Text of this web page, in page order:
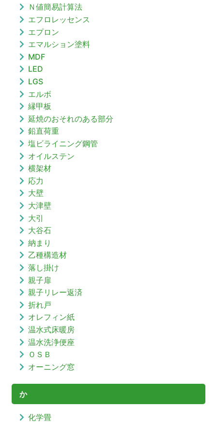
Ｎ値簡易計算法
エフロレッセンス
エプロン
エマルション塗料
MDF
LED
LGS
エルボ
縁甲板
延焼のおそれのある部分
鉛直荷重
塩ビライニング鋼管
オイルステン
横架材
応力
大壁
大津壁
大引
大谷石
納まり
乙種構造材
落し掛け
親子扉
親子リレー返済
折れ戸
オレフィン紙
温水式床暖房
温水洗浄便座
ＯＳＢ
オーニング窓
か
化学畳